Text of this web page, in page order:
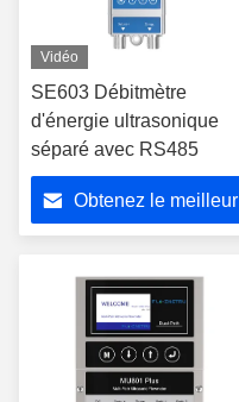
Vidéo
SE603 Débitmètre
d'énergie ultrasonique
séparé avec RS485
Obtenez le meilleur